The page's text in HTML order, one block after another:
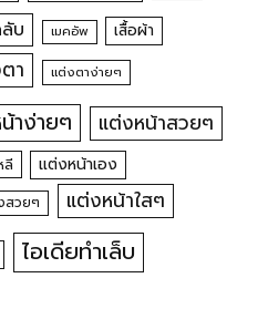
บ เมคอัพ เสื้อผ้า
า แต่งตาง่ายๆ
าง่ายๆ แต่งหน้าสวยๆ
ลี แต่งหน้าเอง
สวยๆ แต่งหน้าใสๆ
ไอเดียทำเล็บ